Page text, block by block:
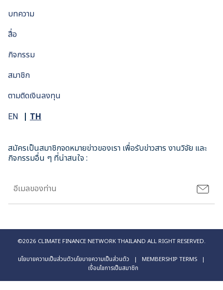
บทความ
สื่อ
กิจกรรม
สมาชิก
ตามติดเงินลงทุน
EN TH
สมัครเป็นสมาชิกจดหมายข่าวของเรา เพื่อรับข่าวสาร งานวิจัย และ
กิจกรรมอื่น ๆ ที่น่าสนใจ :
©2026 CLIMATE FINANCE NETWORK THAILAND ALL RIGHT RESERVED.
นโยบายความเป็นส่วนตัวนโยบายความเป็นส่วนตัว | MEMBERSHIP TERMS |
เงื่อนไขการเป็นสมาชิก